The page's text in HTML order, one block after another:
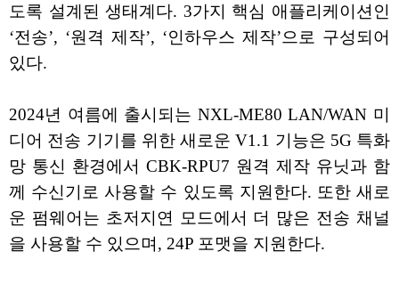
도록 설계된 생태계다. 3가지 핵심 애플리케이션인
‘전송’, ‘원격 제작’, ‘인하우스 제작’으로 구성되어
있다.
2024년 여름에 출시되는 NXL-ME80 LAN/WAN 미
디어 전송 기기를 위한 새로운 V1.1 기능은 5G 특화
망 통신 환경에서 CBK-RPU7 원격 제작 유닛과 함
께 수신기로 사용할 수 있도록 지원한다. 또한 새로
운 펌웨어는 초저지연 모드에서 더 많은 전송 채널
을 사용할 수 있으며, 24P 포맷을 지원한다.